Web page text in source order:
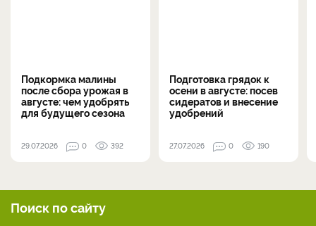
Подкормка малины
после сбора урожая в
августе: чем удобрять
для будущего сезона
29.07.2026 0 392
Подготовка грядок к
осени в августе: посев
сидератов и внесение
удобрений
27.07.2026 0 190
Поиск по сайту